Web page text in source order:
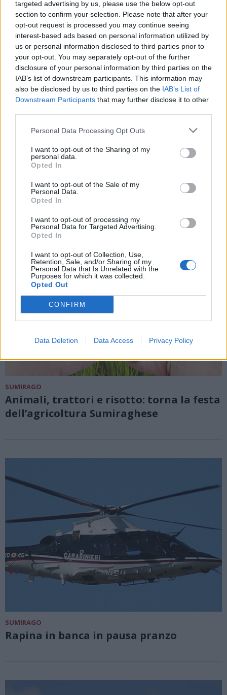
targeted advertising by us, please use the below opt-out
section to confirm your selection. Please note that after your
opt-out request is processed you may continue seeing
interest-based ads based on personal information utilized by
us or personal information disclosed to third parties prior to
your opt-out. You may separately opt-out of the further
disclosure of your personal information by third parties on the
IAB’s list of downstream participants. This information may
also be disclosed by us to third parties on the IAB’s List of
Downstream Participants that may further disclose it to other
Personal Data Processing Opt Outs
I want to opt-out of the Sharing of my
personal data.
Opted In
I want to opt-out of the Sale of my
Personal Data.
Opted In
I want to opt-out of processing my
Personal Data for Targeted Advertising.
Opted In
I want to opt-out of Collection, Use,
Retention, Sale, and/or Sharing of my
Personal Data that Is Unrelated with the
Purposes for which it was collected.
Opted Out
CONFIRM
Data Deletion Data Access Privacy Policy
SUMIRAGO
Al circolo di Caidate la mostra con le
SUMIRAGO
Animali, trattori e risotto: torna la festa
dell’agricoltura Sumiraghese
SUMIRAGO
Rapina in banca in pausa pranzo